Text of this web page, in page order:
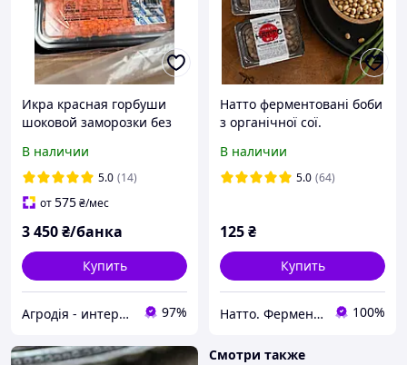
Икра красная горбуши
шоковой заморозки без
Bay,США, 500 г
В наличии
5.0 (14)
от575₴/мес
3 450₴/банка
Купить
Агродія - интернет-магазин кофе, икры и контрактного производства 97%
Натто ферментовані боби
з органічної сої.
В наличии
5.0 (64)
125₴
Купить
Натто. Ферментовані боби з органічної сої. 100%
Смотри также